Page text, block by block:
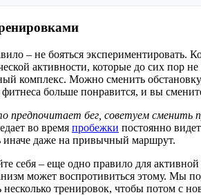
– не бояться экспериментировать.
активности, которые до сих пор
комплекс. Можно сменить
больше понравится, и вы
предпочитает бег, советуем сменить
во время пробежки постоянно
иначе даже на привычный маршрут.
себя – еще одно правило для
может воспротивиться этому. Мы
несколько тренировок, чтобы потом с